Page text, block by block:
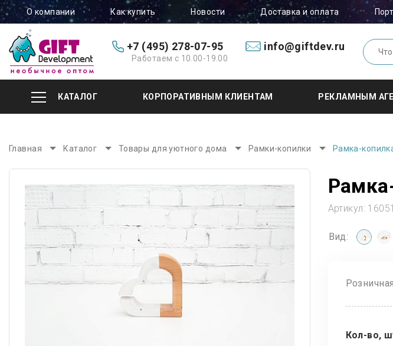
О компании Как купить Новости Доставка и оплата
+7 (495) 278-07-95
Работаем с 10.00-19.00
info@giftdev.ru
КАТАЛОГ КОРПОРАТИВНЫМ КЛИЕНТАМ РЕКЛАМНЫМ
Главная Каталог Товары для уютного дома Рамки-копилки Рамка-
Артикул:
Вид:
Кол-во,